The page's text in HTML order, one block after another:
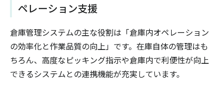
ペレーション支援
倉庫管理システムの主な役割は「倉庫内オペレーション
の効率化と作業品質の向上」です。在庫自体の管理はも
ちろん、高度なピッキング指示や倉庫内で利便性が向上
できるシステムとの連携機能が充実しています。